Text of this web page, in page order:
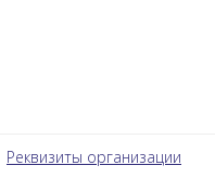
Реквизиты организации